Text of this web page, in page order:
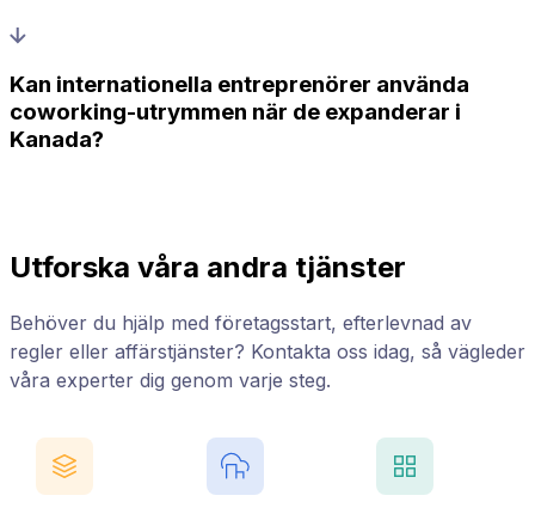
Kan internationella entreprenörer använda
coworking-utrymmen när de expanderar i
Kanada?
Utforska våra andra tjänster
Behöver du hjälp med företagsstart, efterlevnad av
regler eller affärstjänster? Kontakta oss idag, så vägleder
våra experter dig genom varje steg.